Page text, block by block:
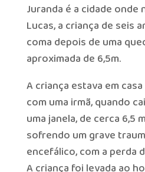
Juranda é a cidade onde
Lucas, a criança de seis
coma depois de uma
aproximada de 6,5m.
A criança estava em
com uma irmã, quando
uma janela, de cerca 6,5
sofrendo um grave
encefálico, com a perda
A criança foi levada ao